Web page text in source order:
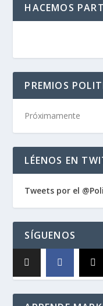
HACEMOS
PREMIOS
Próximamente
LÉENOS EN
Tweets por el
SÍGUENOS